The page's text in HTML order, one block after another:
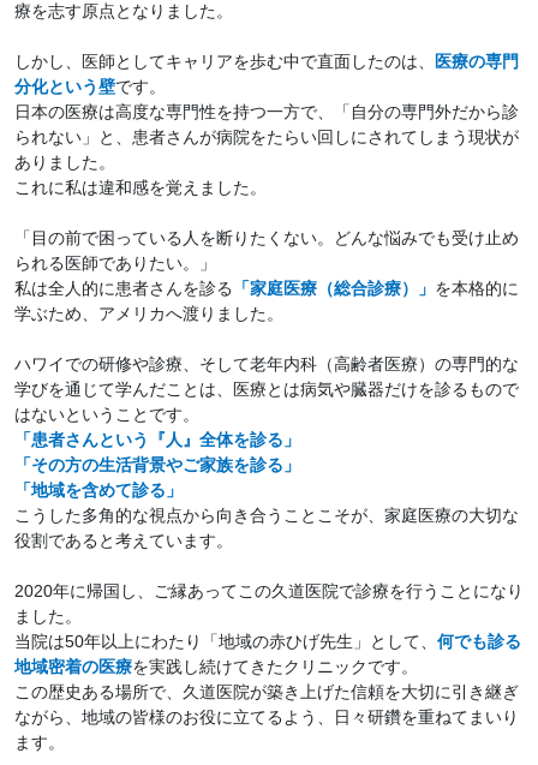
療を志す原点となりました。
しかし、医師としてキャリアを歩む中で直面したのは、
医療の専門
分化という壁です。
日本の医療は高度な専門性を持つ一方で、「自分の専門外だから診
られない」と、患者さんが病院をたらい回しにされてしまう現状が
ありました。
これに私は違和感を覚えました。
「目の前で困っている人を断りたくない。どんな悩みでも受け止め
られる医師でありたい。」
私は全人的に患者さんを診る
「家庭医療（総合診療）」 を本格的に
学ぶため、アメリカへ渡りました。
ハワイでの研修や診療、そして老年内科（高齢者医療）の専門的な
学びを通じて学んだことは、医療とは病気や臓器だけを診るもので
はないということです。
「患者さんという『人』全体を診る」
「その方の生活背景やご家族を診る」
「地域を含めて診る」
こうした多角的な視点から向き合うことこそが、家庭医療の大切な
役割であると考えています。
2020年に帰国し、ご縁あってこの久道医院で診療を行うことになり
ました。
当院は50年以上にわたり「地域の赤ひげ先生」として、 何でも診る
地域密着の医療を実践し続けてきたクリニックです。
この歴史ある場所で、久道医院が築き上げた信頼を大切に引き継ぎ
ながら、地域の皆様のお役に立てるよう、日々研鑽を重ねてまいり
ます。